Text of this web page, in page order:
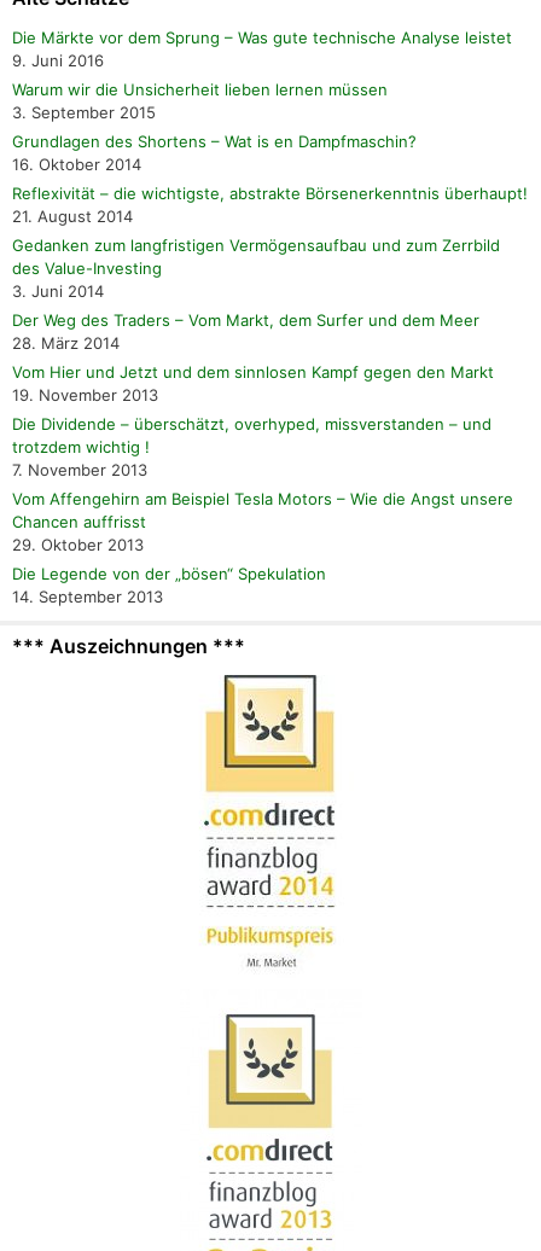
Die Märkte vor dem Sprung – Was gute technische Analyse leistet
9. Juni 2016
Warum wir die Unsicherheit lieben lernen müssen
3. September 2015
Grundlagen des Shortens – Wat is en Dampfmaschin?
16. Oktober 2014
Reflexivität – die wichtigste, abstrakte Börsenerkenntnis überhaupt!
21. August 2014
Gedanken zum langfristigen Vermögensaufbau und zum Zerrbild
des Value-Investing
3. Juni 2014
Der Weg des Traders – Vom Markt, dem Surfer und dem Meer
28. März 2014
Vom Hier und Jetzt und dem sinnlosen Kampf gegen den Markt
19. November 2013
Die Dividende – überschätzt, overhyped, missverstanden – und
trotzdem wichtig !
7. November 2013
Vom Affengehirn am Beispiel Tesla Motors – Wie die Angst unsere
Chancen auffrisst
29. Oktober 2013
Die Legende von der „bösen“ Spekulation
14. September 2013
*** Auszeichnungen ***